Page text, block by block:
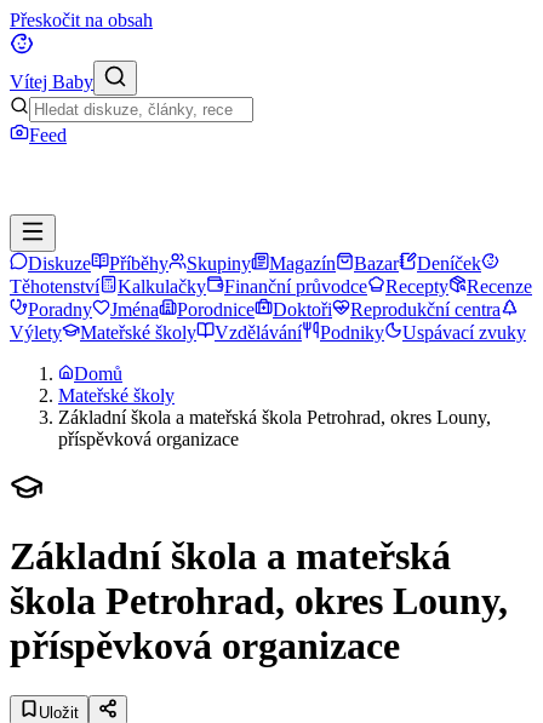
Přeskočit na obsah
Vítej Baby
Feed
Diskuze Příběhy Skupiny Magazín Bazar
Deníček
Těhotenství
Kalkulačky Finanční průvodce Recepty
Recenze
Poradny
Jména Porodnice Doktoři
Reprodukční centra
Výlety
Mateřské školy Vzdělávání Podniky
Uspávací zvuky
Domů
Mateřské školy
Základní škola a mateřská škola Petrohrad, okres Louny,
příspěvková organizace
Základní škola a mateřská
škola Petrohrad, okres Louny,
příspěvková organizace
Uložit